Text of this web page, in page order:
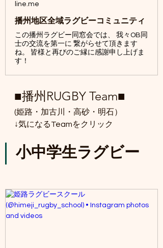
line.me
播州地区全域ラグビーコミュニティ
この播州ラグビー同窓会では、 我々OB同
士の交流を第一に 繋がらせて頂きます
ね。 皆様と再びのご縁に感謝申し上げま
す！
■播州RUGBY Team■
(姫路・加古川・高砂・明石）
↓気になるTeamをクリック
小中学生ラグビー